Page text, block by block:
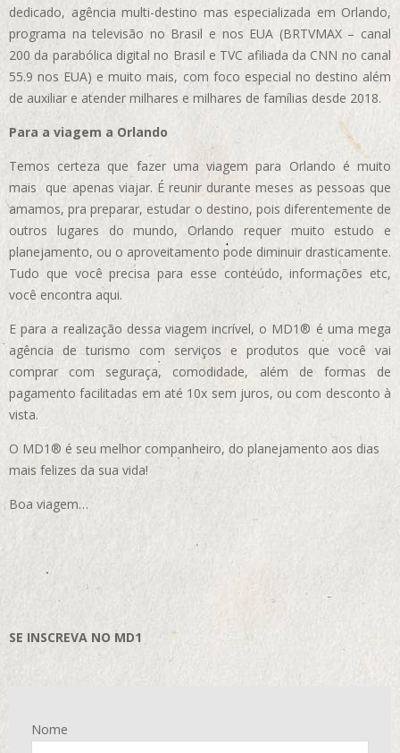
dedicado, agência multi-destino mas especializada em Orlando,
programa na televisão no Brasil e nos EUA (BRTVMAX – canal
200 da parabólica digital no Brasil e TVC afiliada da CNN no canal
55.9 nos EUA) e muito mais, com foco especial no destino além
de auxiliar e atender milhares e milhares de famílias desde 2018.
Para a viagem a Orlando
Temos certeza que fazer uma viagem para Orlando é muito
mais que apenas viajar. É reunir durante meses as pessoas que
amamos, pra preparar, estudar o destino, pois diferentemente de
outros lugares do mundo, Orlando requer muito estudo e
planejamento, ou o aproveitamento pode diminuir drasticamente.
Tudo que você precisa para esse conteúdo, informações etc,
você encontra aqui.
E para a realização dessa viagem incrível, o MD1® é uma mega
agência de turismo com serviços e produtos que você vai
comprar com seguraça, comodidade, além de formas de
pagamento facilitadas em até 10x sem juros, ou com desconto à
vista.
O MD1® é seu melhor companheiro, do planejamento aos dias
mais felizes da sua vida!
Boa viagem…
SE INSCREVA NO MD1
Nome